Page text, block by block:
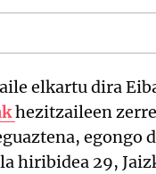
elkartu dira
hezitzaileen
egongo
hiribidea 29,